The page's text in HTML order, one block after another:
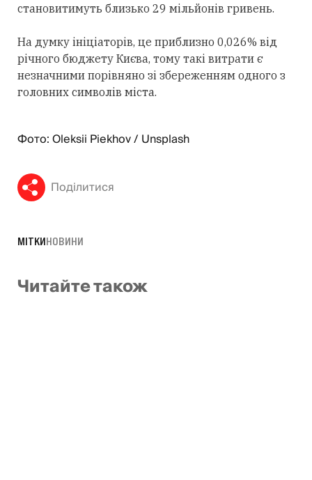
становитимуть близько 29 мільйонів гривень.
На думку ініціаторів, це приблизно 0,026% від
річного бюджету Києва, тому такі витрати є
незначними порівняно зі збереженням одного з
головних символів міста.
Фото: Oleksii Piekhov / Unsplash
Поділитися
МІТКИНОВИНИ
Читайте також